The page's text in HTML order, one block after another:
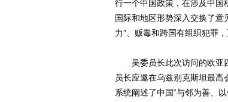
行一个中国政策，在涉及中国
国际和地区形势深入交换了意
力”、贩毒和跨国有组织犯罪
吴委员长此次访问的欧亚四
员长应邀在乌兹别克斯坦最
系统阐述了中国“与邻为善、